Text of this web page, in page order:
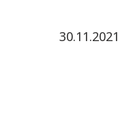
30.11.2021